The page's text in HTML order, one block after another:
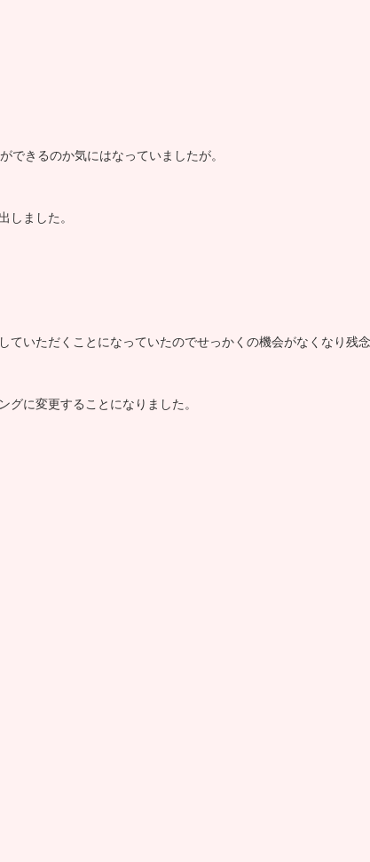
きるのか気にはなっていましたが。
ました。
いただくことになっていたのでせっかくの機会がなくなり残
に変更することになりました。